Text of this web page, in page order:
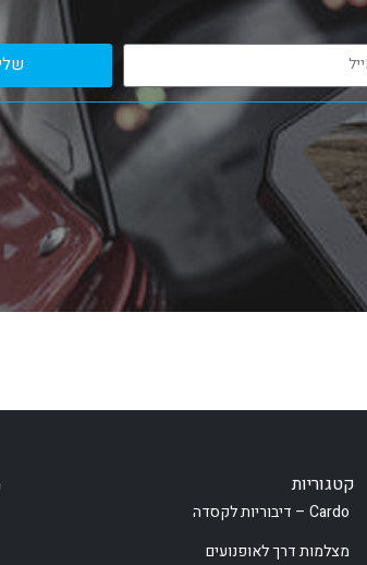
קטגוריות
Cardo – דיבוריות לקסדה
מצלמות דרך לאופנועים